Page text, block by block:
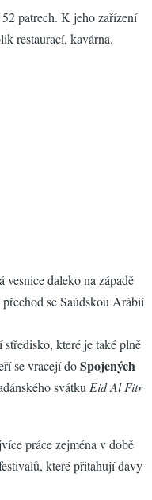
patrech. K jeho zařízení
restaurací, kavárna.
daleko na západě
se Saúdskou Arábií
které je také plně
se vracejí doSpojených
svátku Eid Al Fitr
práce zejména v době
které přitahují davy